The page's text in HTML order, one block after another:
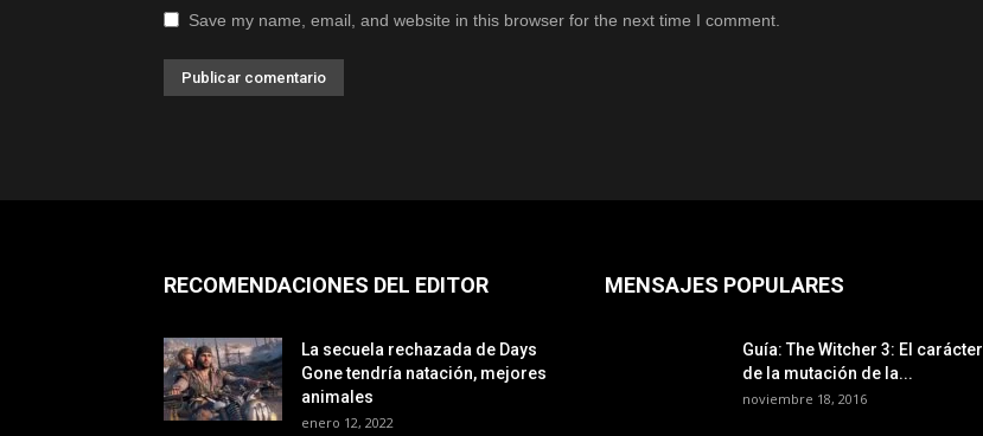
Save my name, email, and website in this browser for the next time I comment.
RECOMENDACIONES DEL EDITOR
La secuela rechazada de Days
Gone tendría natación, mejores
animales
enero 12, 2022
MENSAJES POPULARES
Guía: The Witcher 3: El carácter
de la mutación de la...
noviembre 18, 2016